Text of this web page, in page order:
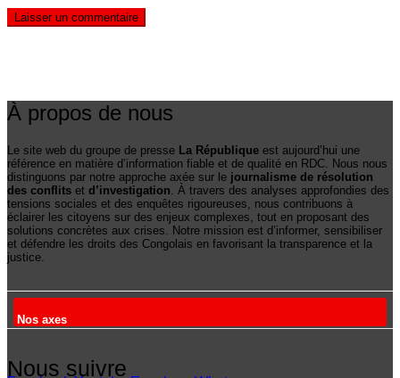
À propos de nous
Le site web du groupe de presse La République est aujourd’hui une
référence en matière d’information fiable et de qualité en RDC. Nous nous
distinguons par notre approche axée sur le journalisme de résolution
des conflits et d’investigation. À travers des analyses approfondies des
tensions sociales et des enquêtes rigoureuses, nous contribuons à
éclairer les citoyens sur des enjeux complexes, tout en proposant des
solutions concrètes aux crises. Notre mission est d’informer, sensibiliser
et défendre les droits des Congolais en favorisant la transparence et la
justice.
Nos axes
Nous suivre